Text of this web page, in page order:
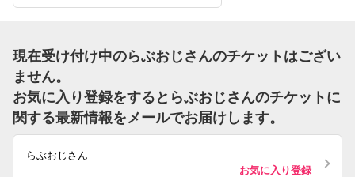
現在受け付け中のらぶおじさんのチケットはござい
ません。
お気に入り登録をするとらぶおじさんのチケットに
関する最新情報をメールでお届けします。
らぶおじさん
お気に入り登録